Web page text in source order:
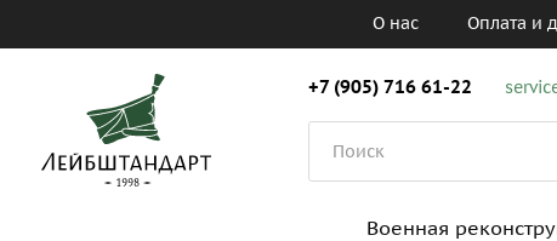
О нас Оплата и
+7 (905) 716 61-22
Военная